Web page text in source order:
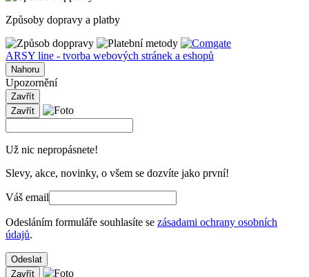
Způsoby dopravy a platby
ARSY line - tvorba webových stránek a eshopů
Nahoru
Upozornění
Zavřít
Zavřít
Už nic nepropásnete!
Slevy, akce, novinky, o všem se dozvíte jako první!
Váš email
Odesláním formuláře souhlasíte se zásadami ochrany osobních
údajů.
Odeslat
Zavřít